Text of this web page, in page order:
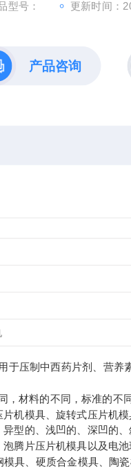
型号： 更新时间：
产品咨询
于压制中西药片剂、营养
，材料的不同，标准的不
机模具、旋转式压片机
型的、浅凹的、深凹的
腾片压片机模具以及电池
具、硬质合金模具、陶